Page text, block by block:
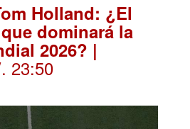
Holland: ¿El
dominará la
2026? |
. 23:50